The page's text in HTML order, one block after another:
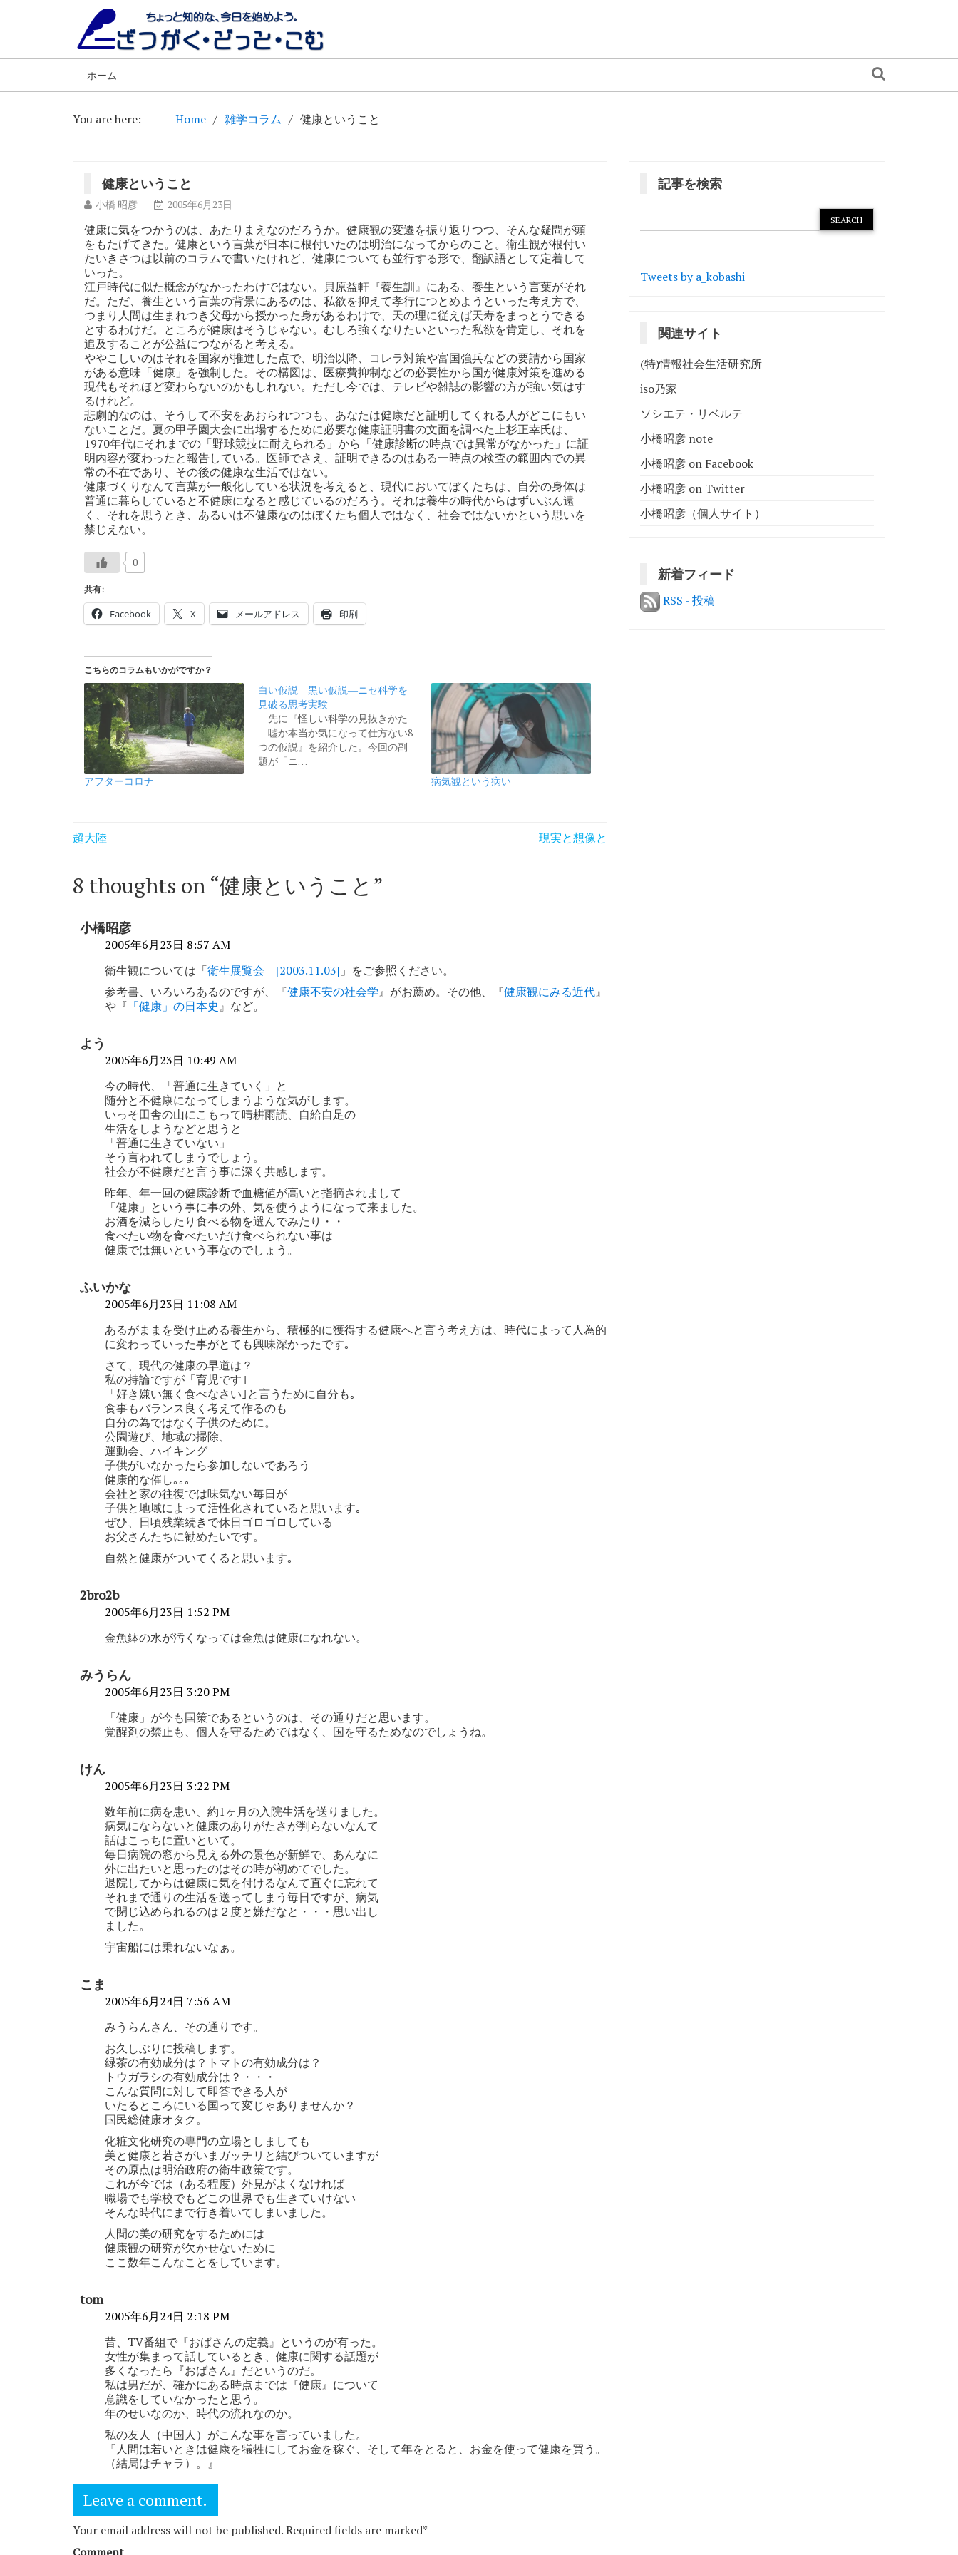
ホーム
You are here: Home 雑学コラム 健康ということ
健康ということ
小橋 昭彦 2005年6月23日
健康に気をつかうのは、あたりまえなのだろうか。健康観の変遷を振り返りつつ、そんな疑問が頭
をもたげてきた。健康という言葉が日本に根付いたのは明治になってからのこと。衛生観が根付い
たいきさつは以前のコラムで書いたけれど、健康についても並行する形で、翻訳語として定着して
いった。
江戸時代に似た概念がなかったわけではない。貝原益軒『養生訓』にある、養生という言葉がそれ
だ。ただ、養生という言葉の背景にあるのは、私欲を抑えて孝行につとめようといった考え方で、
つまり人間は生まれつき父母から授かった身があるわけで、天の理に従えば天寿をまっとうできる
とするわけだ。ところが健康はそうじゃない。むしろ強くなりたいといった私欲を肯定し、それを
追及することが公益につながると考える。
ややこしいのはそれを国家が推進した点で、明治以降、コレラ対策や富国強兵などの要請から国家
がある意味「健康」を強制した。その構図は、医療費抑制などの必要性から国が健康対策を進める
現代もそれほど変わらないのかもしれない。ただし今では、テレビや雑誌の影響の方が強い気はす
るけれど。
悲劇的なのは、そうして不安をあおられつつも、あなたは健康だと証明してくれる人がどこにもい
ないことだ。夏の甲子園大会に出場するために必要な健康証明書の文面を調べた上杉正幸氏は、
1970年代にそれまでの「野球競技に耐えられる」から「健康診断の時点では異常がなかった」に証
明内容が変わったと報告している。医師でさえ、証明できるのはある一時点の検査の範囲内での異
常の不在であり、その後の健康な生活ではない。
健康づくりなんて言葉が一般化している状況を考えると、現代においてぼくたちは、自分の身体は
普通に暮らしていると不健康になると感じているのだろう。それは養生の時代からはずいぶん遠
く、それを思うとき、あるいは不健康なのはぼくたち個人ではなく、社会ではないかという思いを
禁じえない。
0
共有:
Facebook X メールアドレス 印刷
こちらのコラムもいかがですか？
アフターコロナ
白い仮説 黒い仮説―ニセ科学を
見破る思考実験
先に『怪しい科学の見抜きかた
―嘘か本当か気になって仕方ない8
つの仮説』を紹介した。今回の副
題が「ニ…
病気観という病い
投
ナ
ゲ
超大陸 現実と想像と
8 thoughts on “健康ということ ”
小橋昭彦
2005年6月23日 8:57 AM
衛生観については「衛生展覧会 [2003.11.03] 」をご参照ください。
参考書、いろいろあるのですが、『健康不安の社会学』がお薦め。その他、『健康観にみる近代』
や『 「健康」の日本史』など。
よう
2005年6月23日 10:49 AM
今の時代、「普通に生きていく」と
随分と不健康になってしまうような気がします。
いっそ田舎の山にこもって晴耕雨読、自給自足の
生活をしようなどと思うと
「普通に生きていない」
そう言われてしまうでしょう。
社会が不健康だと言う事に深く共感します。
昨年、年一回の健康診断で血糖値が高いと指摘されまして
「健康」という事に事の外、気を使うようになって来ました。
お酒を減らしたり食べる物を選んでみたり・・
食べたい物を食べたいだけ食べられない事は
健康では無いという事なのでしょう。
ふいかな
2005年6月23日 11:08 AM
あるがままを受け止める養生から、積極的に獲得する健康へと言う考え方は、時代によって人為的
に変わっていった事がとても興味深かったです｡
さて、現代の健康の早道は？
私の持論ですが「育児です｣
「好き嫌い無く食べなさい｣と言うために自分も｡
食事もバランス良く考えて作るのも
自分の為ではなく子供のために。
公園遊び、地域の掃除、
運動会、ハイキング
子供がいなかったら参加しないであろう
健康的な催し｡｡｡
会社と家の往復では味気ない毎日が
子供と地域によって活性化されていると思います｡
ぜひ、日頃残業続きで休日ゴロゴロしている
お父さんたちに勧めたいです。
自然と健康がついてくると思います｡
2bro2b
2005年6月23日 1:52 PM
金魚鉢の水が汚くなっては金魚は健康になれない。
みうらん
2005年6月23日 3:20 PM
「健康」が今も国策であるというのは、その通りだと思います。
覚醒剤の禁止も、個人を守るためではなく、国を守るためなのでしょうね。
けん
2005年6月23日 3:22 PM
数年前に病を患い、約1ヶ月の入院生活を送りました。
病気にならないと健康のありがたさが判らないなんて
話はこっちに置いといて。
毎日病院の窓から見える外の景色が新鮮で、あんなに
外に出たいと思ったのはその時が初めてでした。
退院してからは健康に気を付けるなんて直ぐに忘れて
それまで通りの生活を送ってしまう毎日ですが、病気
で閉じ込められるのは２度と嫌だなと・・・思い出し
ました。
宇宙船には乗れないなぁ。
こま
2005年6月24日 7:56 AM
みうらんさん、その通りです。
お久しぶりに投稿します。
緑茶の有効成分は？トマトの有効成分は？
トウガラシの有効成分は？・・・
こんな質問に対して即答できる人が
いたるところにいる国って変じゃありませんか？
国民総健康オタク。
化粧文化研究の専門の立場としましても
美と健康と若さがいまガッチリと結びついていますが
その原点は明治政府の衛生政策です。
これが今では（ある程度）外見がよくなければ
職場でも学校でもどこの世界でも生きていけない
そんな時代にまで行き着いてしまいました。
人間の美の研究をするためには
健康観の研究が欠かせないために
ここ数年こんなことをしています。
tom
2005年6月24日 2:18 PM
昔、TV番組で『おばさんの定義』というのが有った。
女性が集まって話しているとき、健康に関する話題が
多くなったら『おばさん』だというのだ。
私は男だが、確かにある時点までは『健康』について
意識をしていなかったと思う。
年のせいなのか、時代の流れなのか。
私の友人（中国人）がこんな事を言っていました。
『人間は若いときは健康を犠牲にしてお金を稼ぐ、そして年をとると、お金を使って健康を買う。
（結局はチャラ）。』
Leave a comment.
Your email address will not be published. Required fields are marked*
記事を検索
Tweets by a_kobashi
関連サイト
(特)情報社会生活研究所
iso乃家
ソシエテ・リベルテ
小橋昭彦 note
小橋昭彦 on Facebook
小橋昭彦 on Twitter
小橋昭彦（個人サイト）
新着フィード
RSS - 投稿